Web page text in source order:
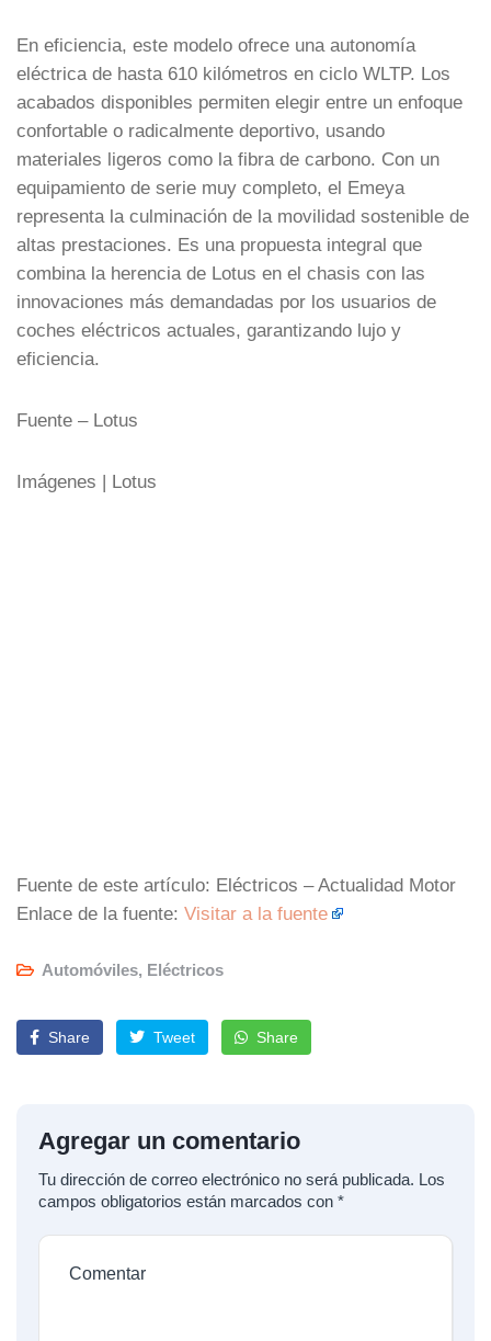
En eficiencia, este modelo ofrece una autonomía
eléctrica de hasta 610 kilómetros en ciclo WLTP. Los
acabados disponibles permiten elegir entre un enfoque
confortable o radicalmente deportivo, usando
materiales ligeros como la fibra de carbono. Con un
equipamiento de serie muy completo, el Emeya
representa la culminación de la movilidad sostenible de
altas prestaciones. Es una propuesta integral que
combina la herencia de Lotus en el chasis con las
innovaciones más demandadas por los usuarios de
coches eléctricos actuales, garantizando lujo y
eficiencia.
Fuente – Lotus
Imágenes | Lotus
Fuente de este artículo: Eléctricos – Actualidad Motor
Enlace de la fuente: Visitar a la fuente
Automóviles, Eléctricos
Share Tweet Share
Agregar un comentario
Tu dirección de correo electrónico no será publicada. Los
campos obligatorios están marcados con *